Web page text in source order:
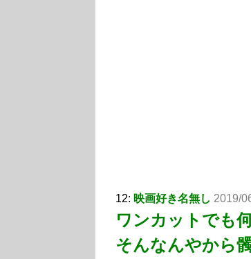
12: 映画好き名無し 2019/
ワンカットでも
そんなんやから